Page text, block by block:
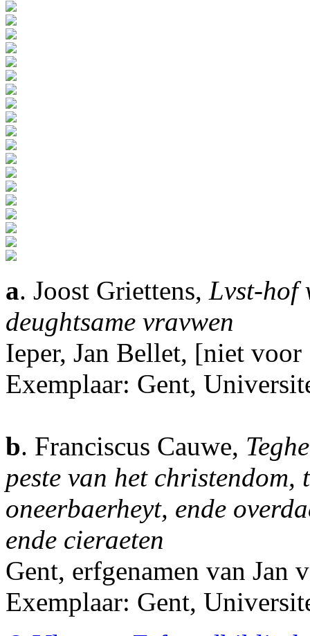
a. Joost Griettens, Lvst-hof
deughtsame vravwen
Ieper, Jan Bellet, [niet
Exemplaar: Gent,
b. Franciscus Cauwe,
peste van het christendom,
oneerbaerheyt, ende
ende cieraeten
Gent, erfgenamen van Jan
Exemplaar: Gent,